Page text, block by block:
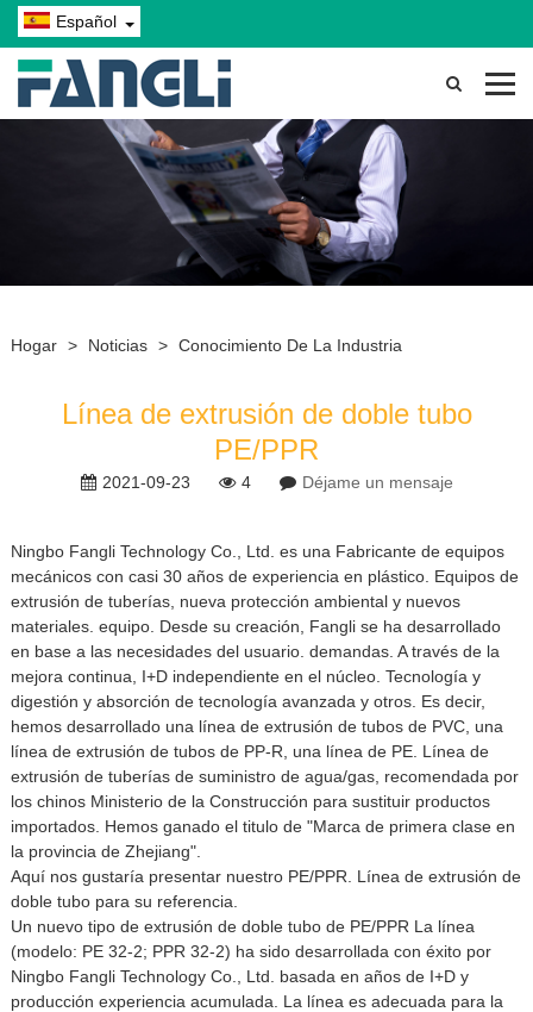
Español
Hogar > Noticias > Conocimiento De La Industria
Línea de extrusión de doble tubo
PE/PPR
2021-09-23 4 Déjame un mensaje
Ningbo Fangli Technology Co., Ltd. es una Fabricante de equipos
mecánicos con casi 30 años de experiencia en plástico. Equipos de
extrusión de tuberías, nueva protección ambiental y nuevos
materiales. equipo. Desde su creación, Fangli se ha desarrollado
en base a las necesidades del usuario. demandas. A través de la
mejora continua, I+D independiente en el núcleo. Tecnología y
digestión y absorción de tecnología avanzada y otros. Es decir,
hemos desarrollado una línea de extrusión de tubos de PVC, una
línea de extrusión de tubos de PP-R, una línea de PE. Línea de
extrusión de tuberías de suministro de agua/gas, recomendada por
los chinos Ministerio de la Construcción para sustituir productos
importados. Hemos ganado el titulo de "Marca de primera clase en
la provincia de Zhejiang".
Aquí nos gustaría presentar nuestro PE/PPR. Línea de extrusión de
doble tubo para su referencia.
Un nuevo tipo de extrusión de doble tubo de PE/PPR La línea
(modelo: PE 32-2; PPR 32-2) ha sido desarrollada con éxito por
Ningbo Fangli Technology Co., Ltd. basada en años de I+D y
producción experiencia acumulada. La línea es adecuada para la